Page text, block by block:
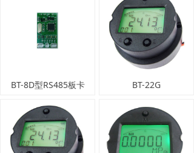
BT-8D型RS485板卡 BT-22G